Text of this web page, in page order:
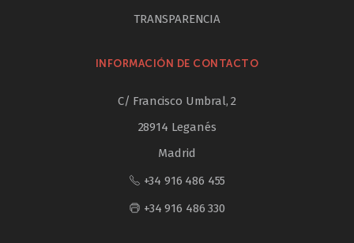
TRANSPARENCIA
INFORMACIÓN DE CONTACTO
C/ Francisco Umbral, 2
28914 Leganés
Madrid
+34 916 486 455
+34 916 486 330